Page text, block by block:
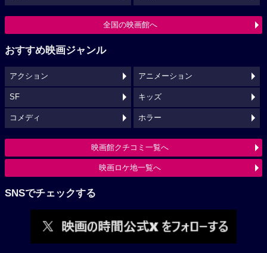
全国の映画館へ
おすすめ映画ジャンル
アクション アニメーション
SF キッズ
コメディ ホラー
映画館クチコミ一覧へ
映画ロケ地一覧へ
SNSでチェックする